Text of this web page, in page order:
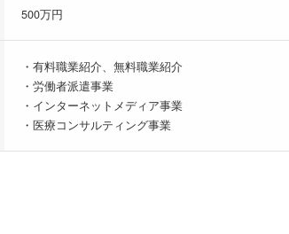
500万円
・有料職業紹介、無料職業紹介
・労働者派遣事業
・インターネットメディア事業
・医療コンサルティング事業